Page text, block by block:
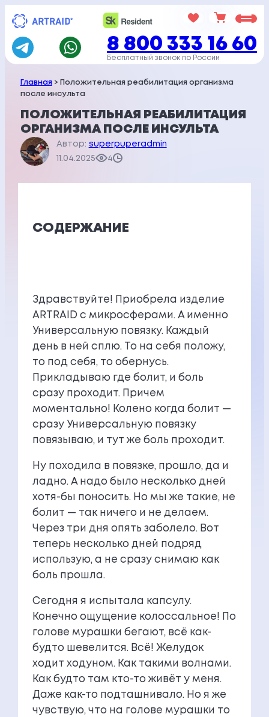
Перейти
содержимому
8 800 333 16 60
Бесплатный звонок по России
Главная> Положительная реабилитация организма
после инсульта
ПОЛОЖИТЕЛЬНАЯ РЕАБИЛИТАЦИЯ
ОРГАНИЗМА ПОСЛЕ ИНСУЛЬТА
Автор: superpuperadmin
11.04.2025 4
СОДЕРЖАНИЕ
Здравствуйте! Приобрела изделие
ARTRAID с микросферами. А именно
Универсальную повязку. Каждый
день в ней сплю. То на себя положу,
то под себя, то обернусь.
Прикладываю где болит, и боль
сразу проходит. Причем
моментально! Колено когда болит —
сразу Универсальную повязку
повязываю, и тут же боль проходит.
Ну походила в повязке, прошло, да и
ладно. А надо было несколько дней
хотя-бы поносить. Но мы же такие, не
болит — так ничего и не делаем.
Через три дня опять заболело. Вот
теперь несколько дней подряд
использую, а не сразу снимаю как
боль прошла.
Сегодня я испытала капсулу.
Конечно ощущение колоссальное! По
голове мурашки бегают, всё как-
будто шевелится. Всё! Желудок
ходит ходуном. Как такими волнами.
Как будто там кто-то живёт у меня.
Даже как-то подташнивало. Но я же
чувствую, что на голове мурашки то